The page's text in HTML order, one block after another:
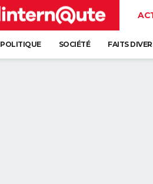
POLITIQUE SOCIÉTÉ FAITS